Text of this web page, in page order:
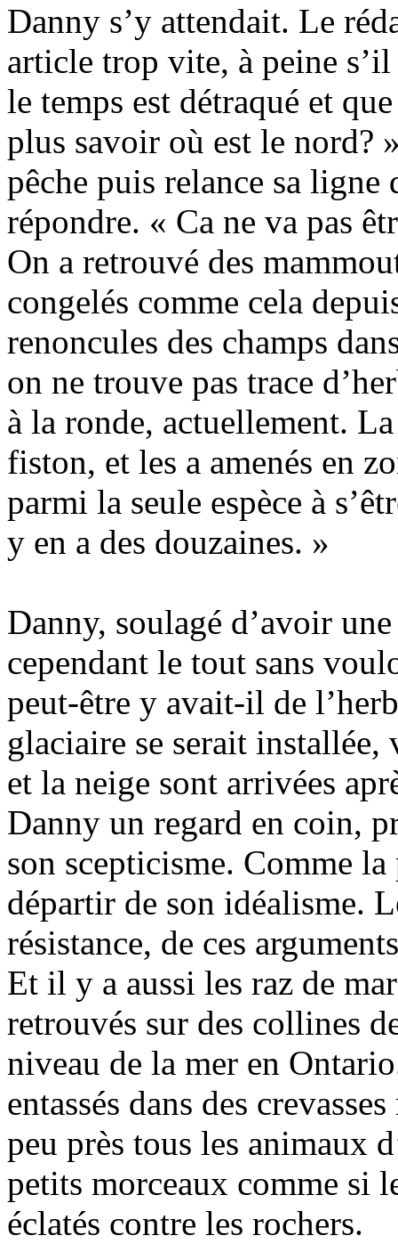
Danny s’y attendait. Le
article trop vite, à peine
le temps est détraqué et
plus savoir où est le nord?
pêche puis relance sa ligne
répondre. « Ca ne va pas
On a retrouvé des
congelés comme cela
renoncules des champs
on ne trouve pas trace
à la ronde, actuellement.
fiston, et les a amenés en
parmi la seule espèce à
y en a des douzaines. »
Danny, soulagé d’avoir
cependant le tout sans
peut-être y avait-il de
glaciaire se serait installée,
et la neige sont arrivées
Danny un regard en coin,
son scepticisme. Comme
départir de son idéalisme.
résistance, de ces
Et il y a aussi les raz de
retrouvés sur des collines
niveau de la mer en
entassés dans des
peu près tous les animaux
petits morceaux comme si
éclatés contre les rochers.